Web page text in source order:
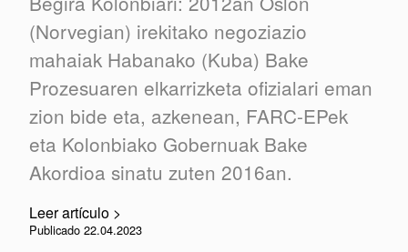
(Norvegian) irekitako negoziazio
mahaiak Habanako (Kuba) Bake
Prozesuaren elkarrizketa ofizialari eman
zion bide eta, azkenean, FARC-EPek
eta Kolonbiako Gobernuak Bake
Akordioa sinatu zuten 2016an.
Leer artículo >
Publicado 22.04.2023